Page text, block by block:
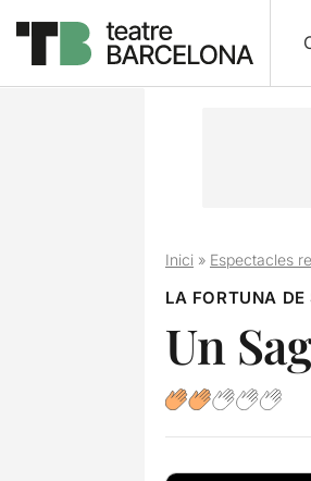
Inici» Espectacles
LA FORTUNA DE
Un